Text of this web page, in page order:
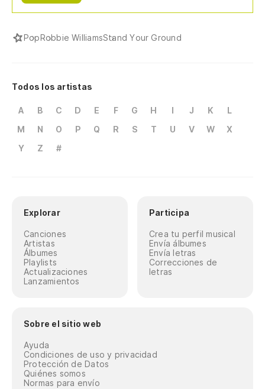
PopRobbie WilliamsStand Your Ground
Todos los artistas
A B C D E F G H I J K
L
M
N O P Q R S T U V W
X
Y
Z #
Explorar
Canciones
Artistas
Álbumes
Playlists
Actualizaciones
Lanzamientos
Participa
Crea tu perfil musical
Envía álbumes
Envía letras
Correcciones de
letras
Sobre el sitio web
Ayuda
Condiciones de uso y privacidad
Protección de Datos
Quiénes somos
Normas para envío